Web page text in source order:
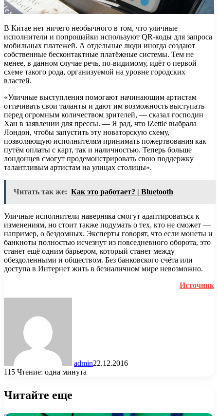
В Китае нет ничего необычного в том, что уличные
исполнители и попрошайки используют QR-коды для запроса
мобильных платежей. А отдельные люди иногда создают
собственные бесконтактные платёжные системы. Тем не
менее, в данном случае речь, по-видимому, идёт о первой
схеме такого рода, организуемой на уровне городских
властей.
«Уличные выступления помогают начинающим артистам
оттачивать свои таланты и дают им возможность выступать
перед огромным количеством зрителей, — сказал господин
Хан в заявлении для прессы. — Я рад, что iZettle выбрала
Лондон, чтобы запустить эту новаторскую схему,
позволяющую исполнителям принимать пожертвования как
путём оплаты с карт, так и наличностью. Теперь больше
лондонцев смогут продемонстрировать свою поддержку
талантливым артистам на улицах столицы».
Читать так же: Как это работает? | Bluetooth
Уличные исполнители наверняка смогут адаптироваться к
изменениям, но стоит также подумать о тех, кто не сможет —
например, о бездомных. Эксперты говорят, что если монеты и
банкноты полностью исчезнут из повседневного оборота, это
станет ещё одним барьером, который станет между
обездоленными и обществом. Без банковского счёта или
доступа в Интернет жить в безналичном мире невозможно.
Источник
admin22.12.2016
115 Чтение: одна минута
Читайте еще